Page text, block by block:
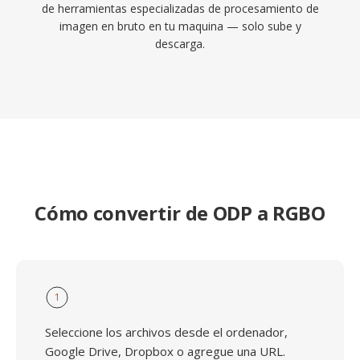
de herramientas especializadas de procesamiento de
imagen en bruto en tu maquina — solo sube y
descarga.
Cómo convertir de ODP a RGBO
1
Seleccione los archivos desde el ordenador,
Google Drive, Dropbox o agregue una URL.